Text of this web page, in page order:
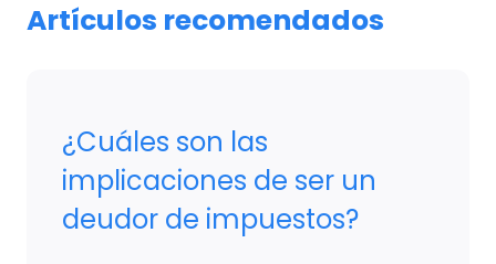
Artículos recomendados
¿Cuáles son las
implicaciones de ser un
deudor de impuestos?